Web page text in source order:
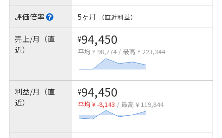
評価倍率 5ヶ月 （直近利益）
売上/月（直
近）
¥94,450
平均 ¥ 98,774 / 最高 ¥ 223,344
利益/月（直
近）
¥94,450
平均 ¥ -8,143 / 最高 ¥ 119,844